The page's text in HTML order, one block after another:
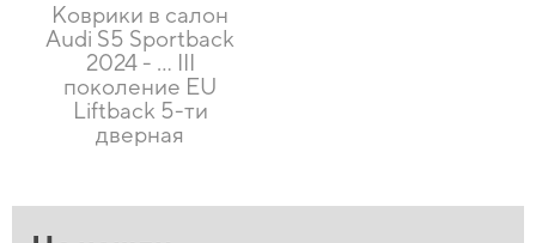
Коврики в салон
Audi S5 Sportback
2024 - ... III
поколение EU
Liftback 5-ти
дверная